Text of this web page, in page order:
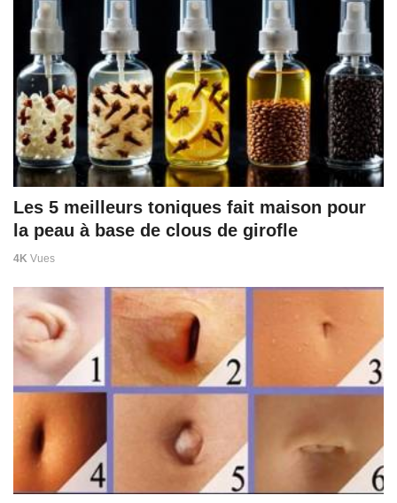
Les 5 meilleurs toniques fait maison pour
la peau à base de clous de girofle
4K Vues